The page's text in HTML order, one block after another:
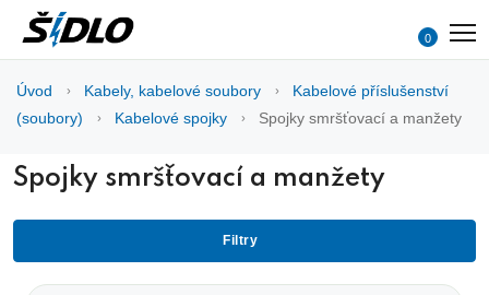
0
Úvod Kabely, kabelové soubory
Kabelové příslušenství
(soubory)
Kabelové spojky Spojky smršťovací a manžety
Spojky smršťovací a manžety
Filtry